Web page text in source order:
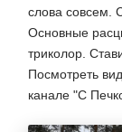
слова совсем.
Основные
триколор.
Посмотреть
канале "С